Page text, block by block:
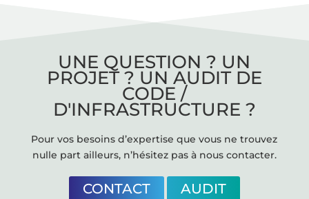
UNE QUESTION ? UN
PROJET ? UN AUDIT DE
CODE /
D'INFRASTRUCTURE ?
Pour vos besoins d’expertise que vous ne trouvez
nulle part ailleurs, n’hésitez pas à nous contacter.
CONTACT AUDIT